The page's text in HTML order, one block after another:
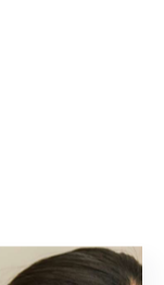
次のページ >